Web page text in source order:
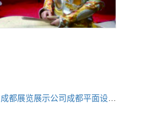
成都展览展示公司成都平面设计公司